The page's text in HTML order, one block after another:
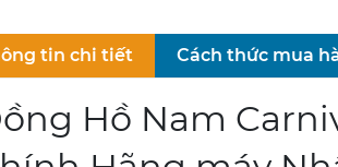
tin chi tiết Cách thức mua
Hồ Nam